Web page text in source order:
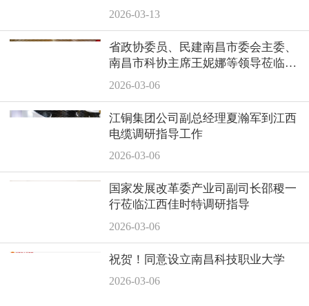
养
2026-03-13
省政协委员、民建南昌市委会主委、
南昌市科协主席王妮娜等领导莅临耀
康智能公司参观指导
2026-03-06
江铜集团公司副总经理夏瀚军到江西
电缆调研指导工作
2026-03-06
国家发展改革委产业司副司长邵稷一
行莅临江西佳时特调研指导
2026-03-06
祝贺！同意设立南昌科技职业大学
2026-03-06